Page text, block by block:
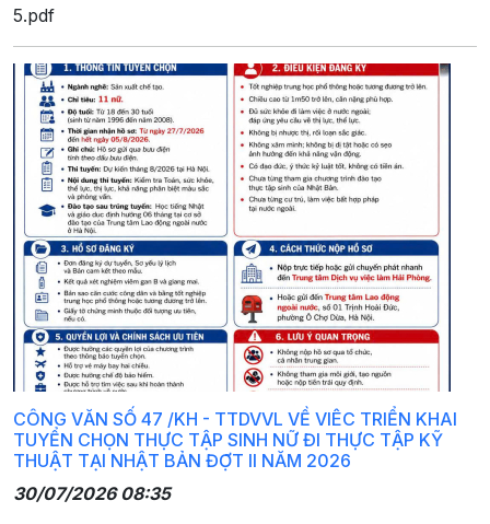
5.pdf
CÔNG VĂN SỐ 47 /KH - TTDVVL VỀ VIÊC TRIỂN KHAI
TUYỂN CHỌN THỰC TẬP SINH NỮ ĐI THỰC TẬP KỸ
THUẬT TẠI NHẬT BẢN ĐỢT II NĂM 2026
30/07/2026 08:35